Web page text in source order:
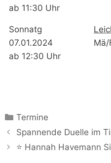
ab 11:30 Uhr
Sonnatg
07.01.2024
ab 12:30 Uhr
Mä/
Kategorien
Termine
Spannende Duelle im
⭐ Hannah Havemann